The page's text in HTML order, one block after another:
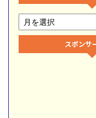
スポンサ